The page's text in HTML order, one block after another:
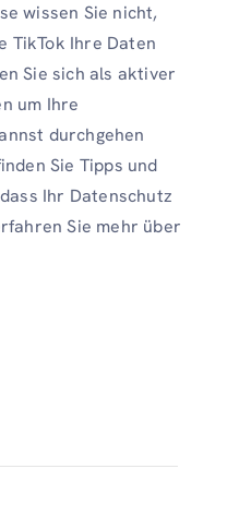
wissen Sie nicht,
TikTok Ihre Daten
Sie sich als aktiver
um Ihre
durchgehen
Sie Tipps und
Ihr Datenschutz
Sie mehr über